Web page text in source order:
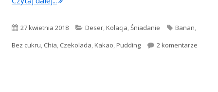
Opublikowano
27 kwietnia 2018 Kategorie
Deser,Kolacja,Śniadanie Tagi
Banan,
Bez cukru, Chia, Czekolada,Kakao,Pudding 2 komentarze